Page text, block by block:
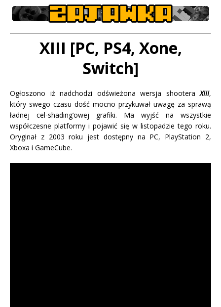
XIII [PC, PS4, Xone,
Switch]
Ogłoszono iż nadchodzi odświeżona wersja shooteraXIII,
który swego czasu dość mocno przykuwał uwagę za sprawą
ładnej cel-shading’owej grafiki. Ma wyjść na wszystkie
współczesne platformy i pojawić się w listopadzie tego roku.
Oryginał z 2003 roku jest dostępny na PC, PlayStation 2,
Xboxa i GameCube.